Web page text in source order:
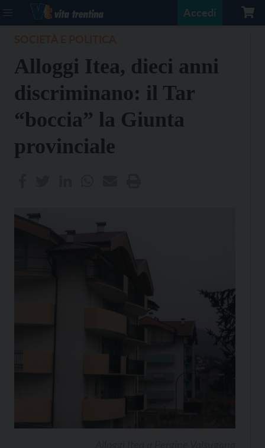
Accedi
Alloggi Itea, dieci anni
discriminano: il Tar
“boccia” la Giunta
provinciale